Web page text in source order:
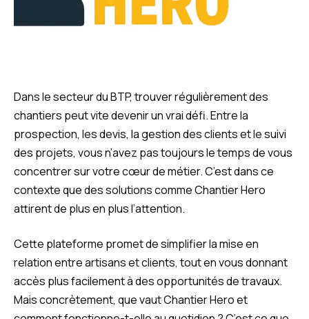
Dans le secteur du BTP, trouver régulièrement des
chantiers peut vite devenir un vrai défi. Entre la
prospection, les devis, la gestion des clients et le suivi
des projets, vous n’avez pas toujours le temps de vous
concentrer sur votre cœur de métier. C’est dans ce
contexte que des solutions comme Chantier Hero
attirent de plus en plus l’attention.
Cette plateforme promet de simplifier la mise en
relation entre artisans et clients, tout en vous donnant
accès plus facilement à des opportunités de travaux.
Mais concrètement, que vaut Chantier Hero et